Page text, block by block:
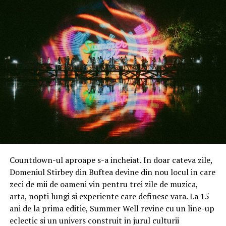
Angajament pentru sănătate și
mediu
Un element apreciat de clienți este utilizarea exclusivă a
unor produse ecologice
, sigure atât pentru sănătatea
În logistică și transport:Eficientizarea traseelor
pentru consum redus de combustibil, utilizarea
sistemelor digitale de urmărire a mărfurilor pentru a
elimina hârtia și gestiunea ecologică a stocurilor.
În producție și industrie:Eficientizarea
consumului de energie la locul de muncă,
respectarea normelor europene de mediu și
utilizarea responsabilă a materiilor prime.
Companiile din Sud-Muntenia caută angajați care
înțeleg aceste reguli și le pot aplica natural în
2. Competențele digitale: De la
utilizare de bază la instrumente
profesionale
Countdown-ul aproape s-a incheiat. In doar cateva zile,
Domeniul Stirbey din Buftea devine din nou locul in care
zeci de mii de oameni vin pentru trei zile de muzica,
arta, nopti lungi si experiente care definesc vara. La 15
ani de la prima editie, Summer Well revine cu un line-up
eclectic si un univers construit in jurul culturii